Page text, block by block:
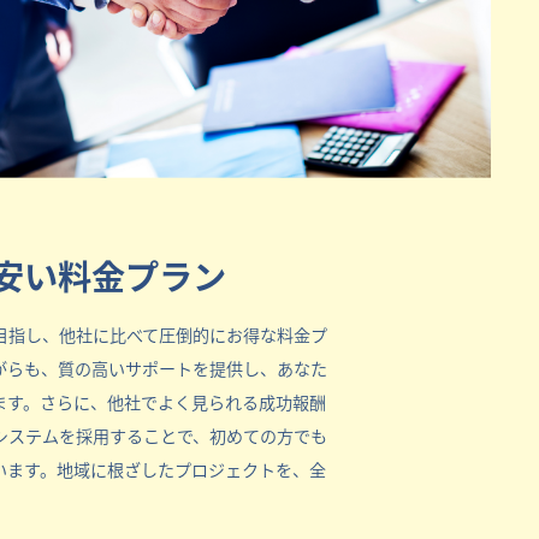
い料金プラン
し、他社に比べて圧倒的にお得な料金プ
も、質の高いサポートを提供し、あなた
。さらに、他社でよく見られる成功報酬
テムを採用することで、初めての方でも
す。地域に根ざしたプロジェクトを、全